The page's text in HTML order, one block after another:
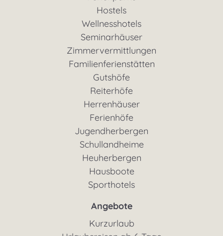
Hostels
Wellnesshotels
Seminarhäuser
Zimmervermittlungen
Familienferienstätten
Gutshöfe
Reiterhöfe
Herrenhäuser
Ferienhöfe
Jugendherbergen
Schullandheime
Heuherbergen
Hausboote
Sporthotels
Angebote
Kurzurlaub